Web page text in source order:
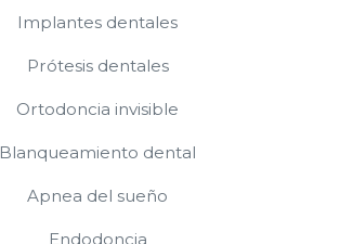
Implantes dentales
Prótesis dentales
Ortodoncia invisible
Blanqueamiento dental
Apnea del sueño
Endodoncia